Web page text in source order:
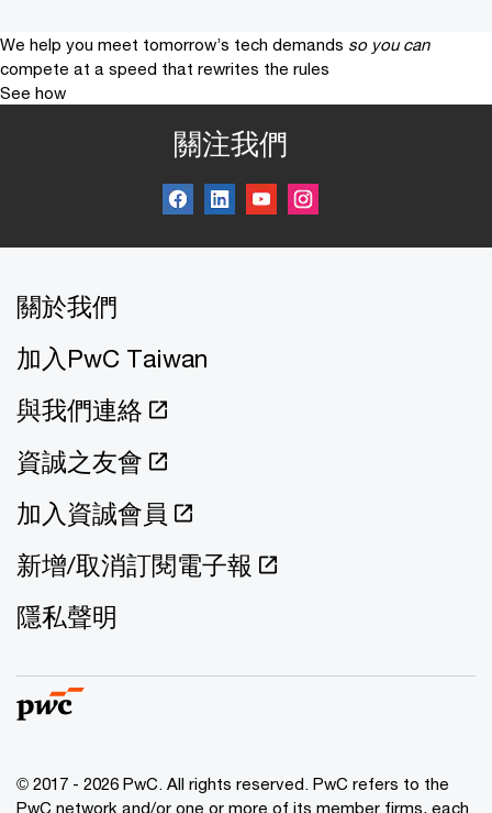
We help you meet tomorrow’s tech demands so you can
compete at a speed that rewrites the rules
See how
關注我們
關於我們
加入PwC Taiwan
與我們連絡
資誠之友會
加入資誠會員
新增/取消訂閱電子報
隱私聲明
© 2017 - 2026 PwC. All rights reserved. PwC refers to the
PwC network and/or one or more of its member firms, each